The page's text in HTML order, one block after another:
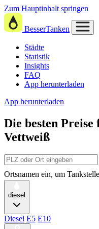
Zum Hauptinhalt springen
BesserTanken
Städte
Statistik
Insights
FAQ
App herunterladen
App herunterladen
Die besten Preise
Vettweiß
Ortsnamen ein, um
diesel
Diesel E5 E10